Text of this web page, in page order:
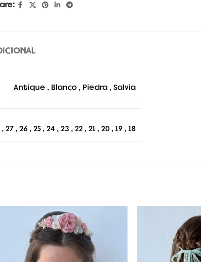
Antique , Blanco , Piedra , Salvia
, 27 , 26 , 25 , 24 , 23 , 22 , 21 , 20 , 19 , 18